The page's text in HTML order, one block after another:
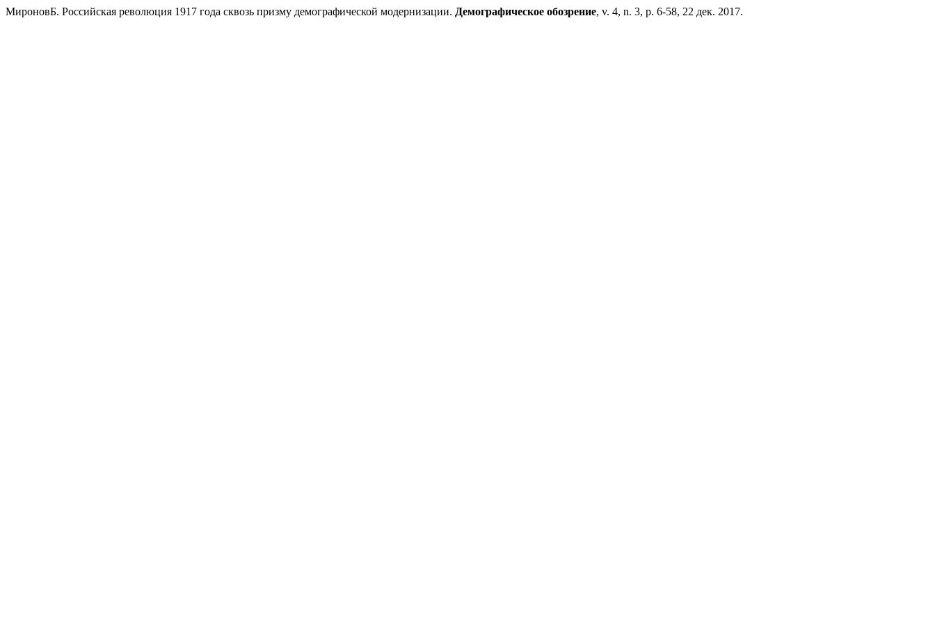
МироновБ. Российская революция 1917 года сквозь призму демографической модернизации. Демографическое обозрение, v. 4, n. 3, p. 6-58, 22 дек. 2017.